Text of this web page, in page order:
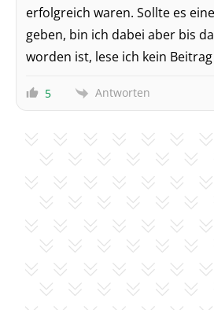
erfolgreich waren. Sollte es
geben, bin ich dabei aber bis
worden ist, lese ich kein
5 Antworten